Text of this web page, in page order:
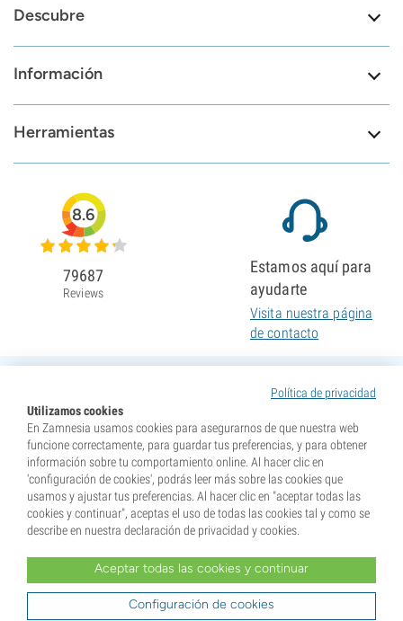
Descubre
Información
Herramientas
Política de privacidad
Utilizamos cookies
En Zamnesia usamos cookies para asegurarnos de que nuestra web
funcione correctamente, para guardar tus preferencias, y para obtener
información sobre tu comportamiento online. Al hacer clic en
'configuración de cookies', podrás leer más sobre las cookies que
usamos y ajustar tus preferencias. Al hacer clic en "aceptar todas las
cookies y continuar", aceptas el uso de todas las cookies tal y como se
describe en nuestra declaración de privacidad y cookies.
Aceptar todas las cookies y continuar
Configuración de cookies
8.6
79687
Reviews
Estamos aquí para
ayudarte
Visita nuestra página
de contacto
* Nuestras semillas se venden como suvenires. La germinación de semillas es ilegal en muchos
tu lugar de residencia y que conoces las normativas locales. También eximes de toda responsabilidad a
Zamnesia si actúas al margen de ellas.